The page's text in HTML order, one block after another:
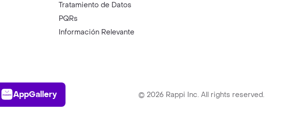
Tratamiento de Datos
PQRs
Información Relevante
AppGallery
AppGallery © 2026 Rappi Inc. All rights reserved.